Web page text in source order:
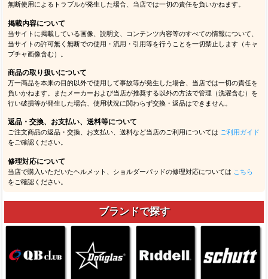
無断使用によるトラブルが発生した場合、当店では一切の責任を負いかねます。
掲載内容について
当サイトに掲載している画像、説明文、コンテンツ内容等のすべての情報について、
当サイトの許可無く無断での使用・流用・引用等を行うことを一切禁止します（キャ
プチャ画像含む）。
商品の取り扱いについて
万一商品を本来の目的以外で使用して事故等が発生した場合、当店では一切の責任を
負いかねます。またメーカーおよび当店が推奨する以外の方法で管理（洗濯含む）を
行い破損等が発生した場合、使用状況に関わらず交換・返品はできません。
返品・交換、お支払い、送料等について
ご注文商品の返品・交換、お支払い、送料など当店のご利用については ご利用ガイド
をご確認ください。
修理対応について
当店で購入いただいたヘルメット、ショルダーパッドの修理対応については こちら
をご確認ください。
ブランドで探す